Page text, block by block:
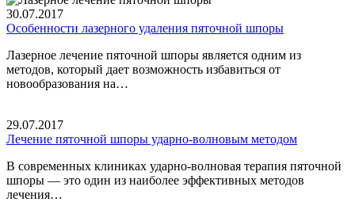
30.07.2017
Особенности лазерного удаления пяточной шпоры
Лазерное лечение пяточной шпоры является одним из
методов, который дает возможность избавиться от
новообразования на…
29.07.2017
Лечение пяточной шпоры ударно-волновым методом
В современных клиниках ударно-волновая терапия пяточной
шпоры — это один из наиболее эффективных методов
лечения…